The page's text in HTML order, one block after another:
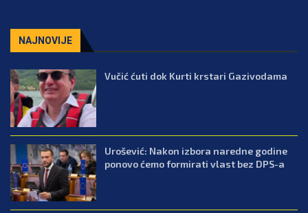
NAJNOVIJE
Vučić ćuti dok Kurti krstari Gazivodama
Urošević: Nakon izbora naredne godine
ponovo ćemo formirati vlast bez DPS-a